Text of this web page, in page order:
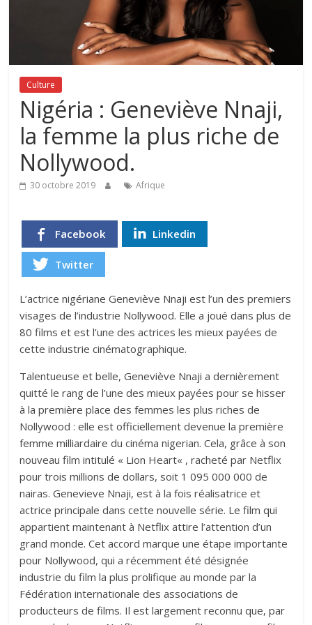
Culture
Nigéria : Geneviève Nnaji,
la femme la plus riche de
Nollywood.
30 octobre 2019 Afrique
Facebook Linkedin
Twitter
L’actrice nigériane Geneviève Nnaji est l’un des premiers
visages de l’industrie Nollywood. Elle a joué dans plus de
80 films et est l’une des actrices les mieux payées de
cette industrie cinématographique.
Talentueuse et belle, Geneviève Nnaji a dernièrement
quitté le rang de l’une des mieux payées pour se hisser
à la première place des femmes les plus riches de
Nollywood : elle est officiellement devenue la première
femme milliardaire du cinéma nigerian. Cela, grâce à son
nouveau film intitulé « Lion Heart« , racheté par Netflix
pour trois millions de dollars, soit 1 095 000 000 de
nairas. Genevieve Nnaji, est à la fois réalisatrice et
actrice principale dans cette nouvelle série. Le film qui
appartient maintenant à Netflix attire l’attention d’un
grand monde. Cet accord marque une étape importante
pour Nollywood, qui a récemment été désignée
industrie du film la plus prolifique au monde par la
Fédération internationale des associations de
producteurs de films. Il est largement reconnu que, par